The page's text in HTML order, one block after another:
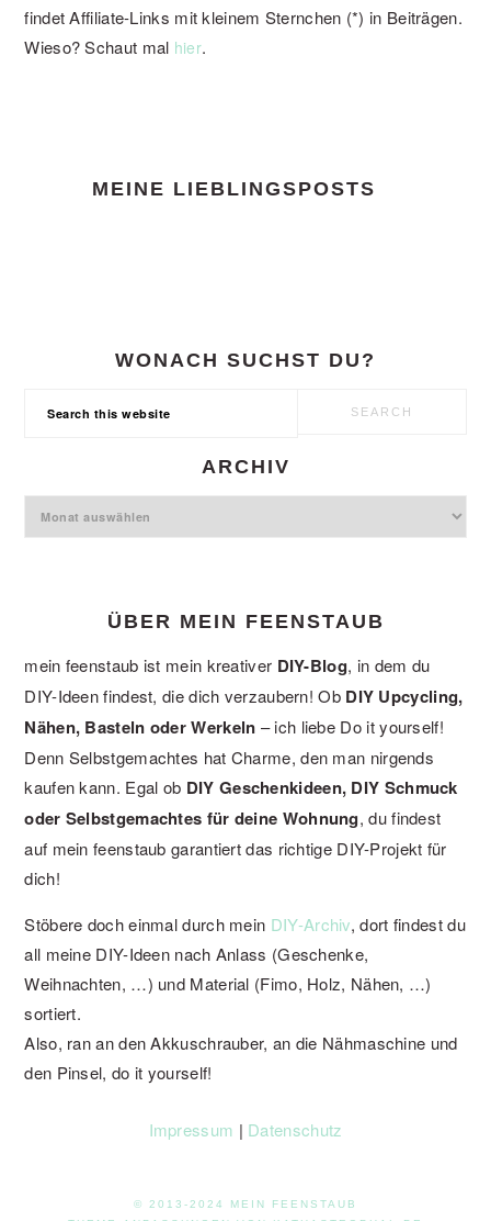
findet Affiliate-Links mit kleinem Sternchen (*) in Beiträgen.
Wieso? Schaut mal hier.
MEINE LIEBLINGSPOSTS
WONACH SUCHST DU?
ARCHIV
Archiv
ÜBER MEIN FEENSTAUB
mein feenstaub ist mein kreativer DIY-Blog, in dem du
DIY-Ideen findest, die dich verzaubern! Ob DIY Upcycling,
Nähen, Basteln oder Werkeln – ich liebe Do it yourself!
Denn Selbstgemachtes hat Charme, den man nirgends
kaufen kann. Egal ob DIY Geschenkideen, DIY Schmuck
oder Selbstgemachtes für deine Wohnung, du findest
auf mein feenstaub garantiert das richtige DIY-Projekt für
dich!
Stöbere doch einmal durch mein DIY-Archiv, dort findest du
all meine DIY-Ideen nach Anlass (Geschenke,
Weihnachten, …) und Material (Fimo, Holz, Nähen, …)
sortiert.
Also, ran an den Akkuschrauber, an die Nähmaschine und
den Pinsel, do it yourself!
Impressum | Datenschutz
© 2013-2024 MEIN FEENSTAUB